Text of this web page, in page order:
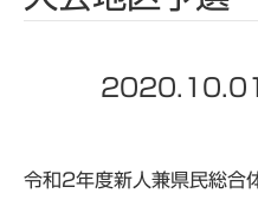
2020.10.01
令和2年度新人兼県民総合